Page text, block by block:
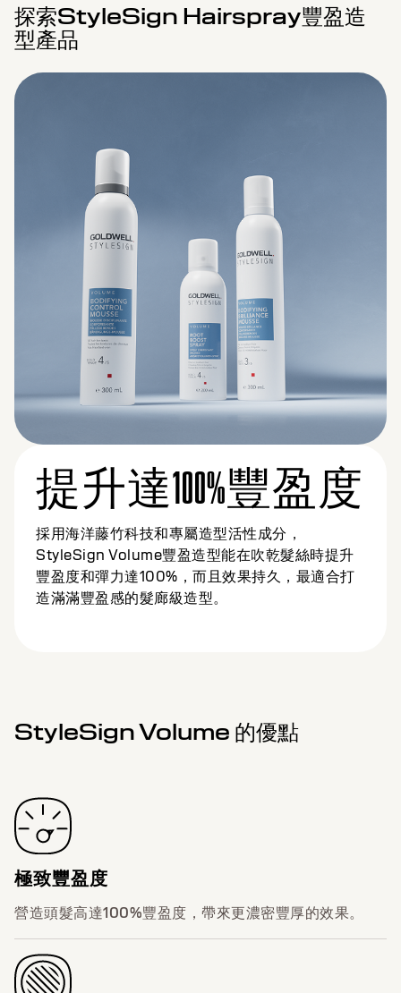
探索StyleSign Hairspray豐盈造
型產品
提升達100%豐盈度
採用海洋藤竹科技和專屬造型活性成分，
StyleSign Volume豐盈造型能在吹乾髮絲時提升
豐盈度和彈力達100%，而且效果持久，最適合打
造滿滿豐盈感的髮廊級造型。
StyleSign Volume 的優點
極致豐盈度
營造頭髮高達100%豐盈度，帶來更濃密豐厚的效果。